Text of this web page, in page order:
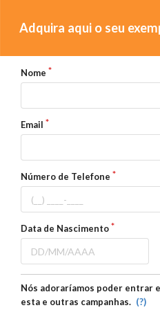
Adquira aqui o seu
Nome
Email
Número de Telefone
Data de Nascimento
Nós adoraríamos poder entrar
esta e outras campanhas. (?)